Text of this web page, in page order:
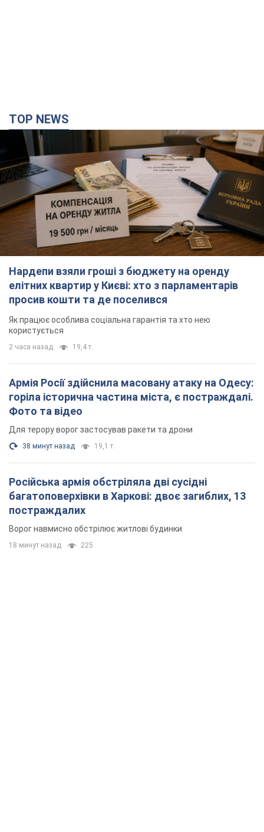
TOP NEWS
Нардепи взяли гроші з бюджету на оренду
елітних квартир у Києві: хто з парламентарів
просив кошти та де поселився
Як працює особлива соціальна гарантія та хто нею
користується
2 часа назад 19,4 т.
Армія Росії здійснила масовану атаку на Одесу:
горіла історична частина міста, є постраждалі.
Фото та відео
Для терору ворог застосував ракети та дрони
38 минут назад 19,1 т.
Російська армія обстріляла дві сусідні
багатоповерхівки в Харкові: двоє загиблих, 13
постраждалих
Ворог навмисно обстрілює житлові будинки
18 минут назад 225